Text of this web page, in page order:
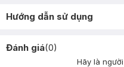
Hướng dẫn sử dụng
Đánh giá(0)
Hãy là